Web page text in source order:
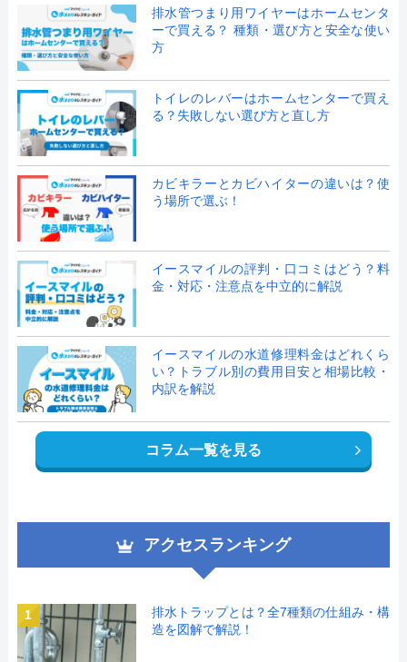
排水管つまり用ワイヤーはホームセンタ
ーで買える？ 種類・選び方と安全な使い
方
トイレのレバーはホームセンターで買え
る？失敗しない選び方と直し方
カビキラーとカビハイターの違いは？使
う場所で選ぶ！
イースマイルの評判・口コミはどう？料
金・対応・注意点を中立的に解説
イースマイルの水道修理料金はどれくら
い？トラブル別の費用目安と相場比較・
内訳を解説
コラム一覧を見る
アクセスランキング
1
排水トラップとは？全7種類の仕組み・構
造を図解で解説！